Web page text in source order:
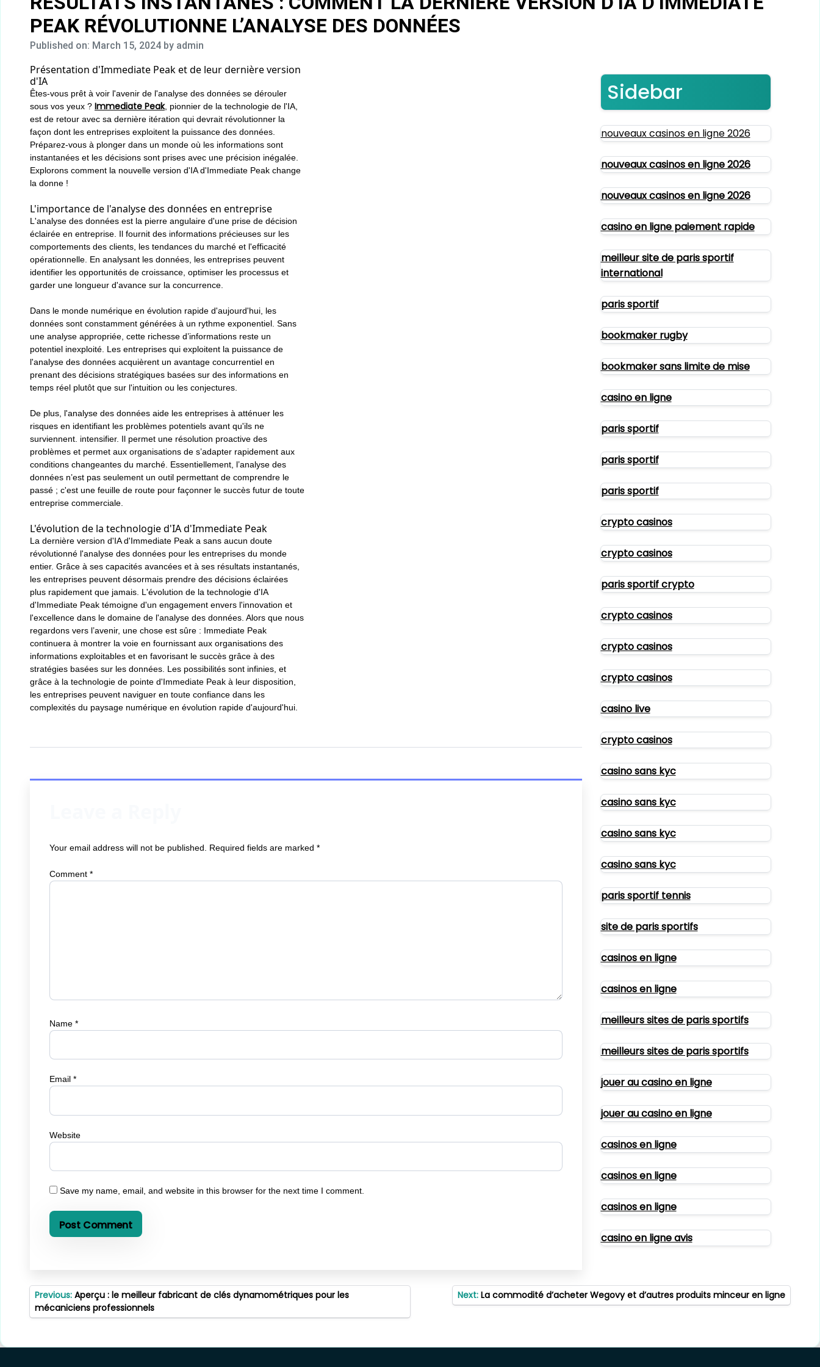
PEAK RÉVOLUTIONNE L’ANALYSE DES DONNÉES
Published on: March 15, 2024 by admin
Présentation d'Immediate Peak et de leur dernière version
d'IA
Êtes-vous prêt à voir l'avenir de l'analyse des données se dérouler
sous vos yeux ? Immediate Peak, pionnier de la technologie de l'IA,
est de retour avec sa dernière itération qui devrait révolutionner la
façon dont les entreprises exploitent la puissance des données.
Préparez-vous à plonger dans un monde où les informations sont
instantanées et les décisions sont prises avec une précision inégalée.
Explorons comment la nouvelle version d'IA d'Immediate Peak change
la donne !
L'importance de l'analyse des données en entreprise
L'analyse des données est la pierre angulaire d'une prise de décision
éclairée en entreprise. Il fournit des informations précieuses sur les
comportements des clients, les tendances du marché et l'efficacité
opérationnelle. En analysant les données, les entreprises peuvent
identifier les opportunités de croissance, optimiser les processus et
garder une longueur d'avance sur la concurrence.
Dans le monde numérique en évolution rapide d'aujourd'hui, les
données sont constamment générées à un rythme exponentiel. Sans
une analyse appropriée, cette richesse d’informations reste un
potentiel inexploité. Les entreprises qui exploitent la puissance de
l'analyse des données acquièrent un avantage concurrentiel en
prenant des décisions stratégiques basées sur des informations en
temps réel plutôt que sur l'intuition ou les conjectures.
De plus, l'analyse des données aide les entreprises à atténuer les
risques en identifiant les problèmes potentiels avant qu'ils ne
surviennent. intensifier. Il permet une résolution proactive des
problèmes et permet aux organisations de s’adapter rapidement aux
conditions changeantes du marché. Essentiellement, l’analyse des
données n’est pas seulement un outil permettant de comprendre le
passé ; c'est une feuille de route pour façonner le succès futur de toute
entreprise commerciale.
L'évolution de la technologie d'IA d'Immediate Peak
La dernière version d'IA d'Immediate Peak a sans aucun doute
révolutionné l'analyse des données pour les entreprises du monde
entier. Grâce à ses capacités avancées et à ses résultats instantanés,
les entreprises peuvent désormais prendre des décisions éclairées
plus rapidement que jamais. L'évolution de la technologie d'IA
d'Immediate Peak témoigne d'un engagement envers l'innovation et
l'excellence dans le domaine de l'analyse des données. Alors que nous
regardons vers l’avenir, une chose est sûre : Immediate Peak
continuera à montrer la voie en fournissant aux organisations des
informations exploitables et en favorisant le succès grâce à des
stratégies basées sur les données. Les possibilités sont infinies, et
grâce à la technologie de pointe d'Immediate Peak à leur disposition,
les entreprises peuvent naviguer en toute confiance dans les
complexités du paysage numérique en évolution rapide d'aujourd'hui.
Your email address will not be published. Required fields are marked *
Comment *
Name *
Email *
Website
Save my name, email, and website in this browser for the next time I comment.
Sidebar
nouveaux casinos en ligne 2026
nouveaux casinos en ligne 2026
nouveaux casinos en ligne 2026
casino en ligne paiement rapide
meilleur site de paris sportif
international
paris sportif
bookmaker rugby
bookmaker sans limite de mise
casino en ligne
paris sportif
paris sportif
paris sportif
crypto casinos
crypto casinos
paris sportif crypto
crypto casinos
crypto casinos
crypto casinos
casino live
crypto casinos
casino sans kyc
casino sans kyc
casino sans kyc
casino sans kyc
paris sportif tennis
site de paris sportifs
casinos en ligne
casinos en ligne
meilleurs sites de paris sportifs
meilleurs sites de paris sportifs
jouer au casino en ligne
jouer au casino en ligne
casinos en ligne
casinos en ligne
casinos en ligne
casino en ligne avis
Post
navigation
Previous: Aperçu : le meilleur fabricant de clés dynamométriques pour les
mécaniciens professionnels
Next: La commodité d’acheter Wegovy et d’autres produits minceur en ligne